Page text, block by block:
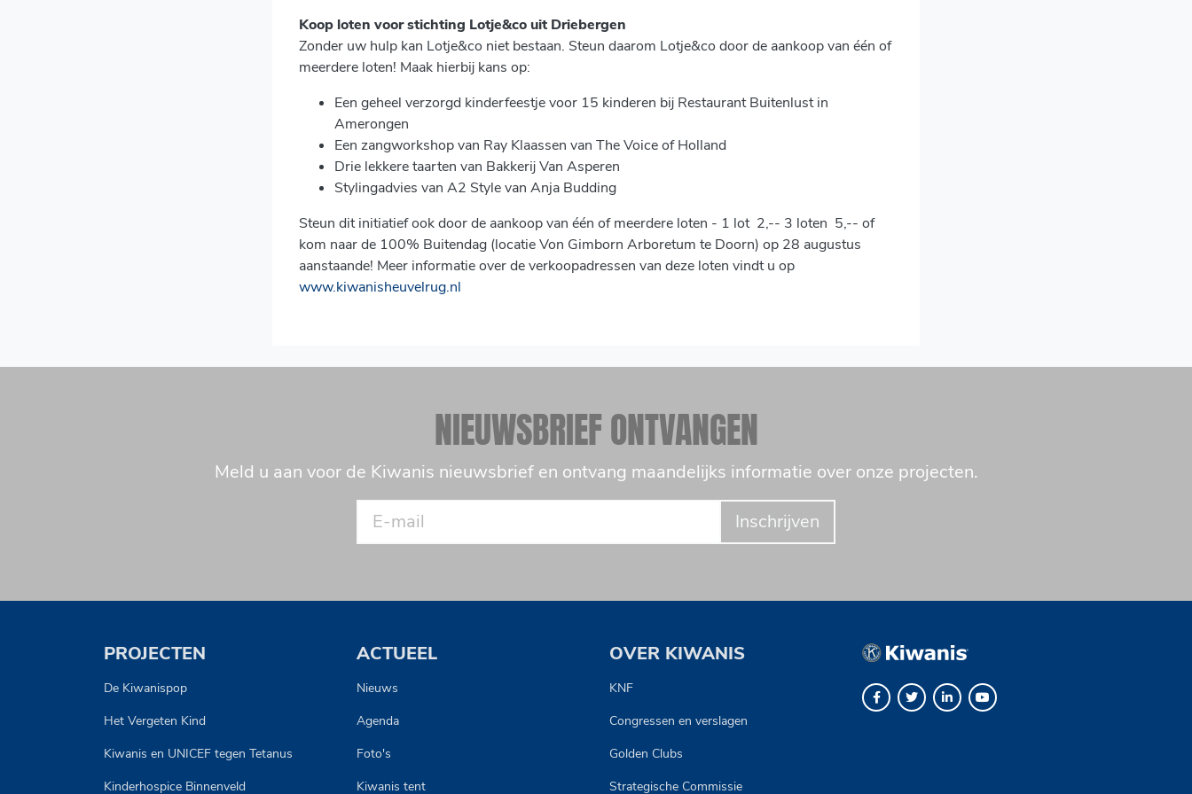
Koop loten voor stichting Lotje&co uit Driebergen
Zonder uw hulp kan Lotje&co niet bestaan. Steun daarom Lotje&co door de aankoop van één of
meerdere loten! Maak hierbij kans op:
Een geheel verzorgd kinderfeestje voor 15 kinderen bij Restaurant Buitenlust in
Amerongen
Een zangworkshop van Ray Klaassen van The Voice of Holland
Drie lekkere taarten van Bakkerij Van Asperen
Stylingadvies van A2 Style van Anja Budding
Steun dit initiatief ook door de aankoop van één of meerdere loten - 1 lot  2,-- 3 loten  5,-- of
kom naar de 100% Buitendag (locatie Von Gimborn Arboretum te Doorn) op 28 augustus
aanstaande! Meer informatie over de verkoopadressen van deze loten vindt u op
www.kiwanisheuvelrug.nl
NIEUWSBRIEF ONTVANGEN
Meld u aan voor de Kiwanis nieuwsbrief en ontvang maandelijks informatie over onze projecten.
Inschrijven
PROJECTEN
De Kiwanispop
Het Vergeten Kind
Kiwanis en UNICEF tegen Tetanus
Kinderhospice Binnenveld
ACTUEEL
Nieuws
Agenda
Foto's
Kiwanis tent
OVER KIWANIS
KNF
Congressen en verslagen
Golden Clubs
Strategische Commissie